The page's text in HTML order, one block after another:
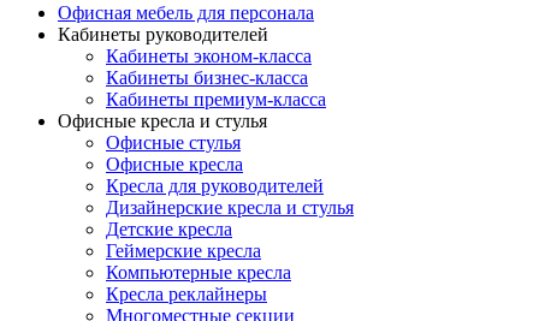
Офисная мебель для персонала
Кабинеты руководителей
Кабинеты эконом-класса
Кабинеты бизнес-класса
Кабинеты премиум-класса
Офисные кресла и стулья
Офисные стулья
Офисные кресла
Кресла для руководителей
Дизайнерские кресла и стулья
Детские кресла
Геймерские кресла
Компьютерные кресла
Кресла реклайнеры
Многоместные секции